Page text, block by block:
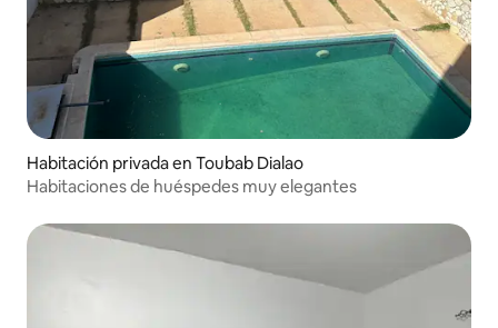
Habitación privada en Toubab Dialao
Habitaciones de huéspedes muy elegantes